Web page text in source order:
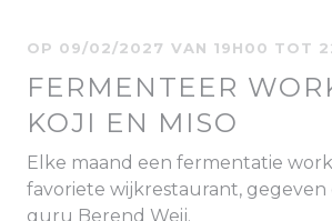
OP 09/02/2027 VAN 19H00 TOT
FERMENTEER
KOJI EN MISO
Elke maand een fermentatie
favoriete wijkrestaurant, gegeven
guru Berend Weij.